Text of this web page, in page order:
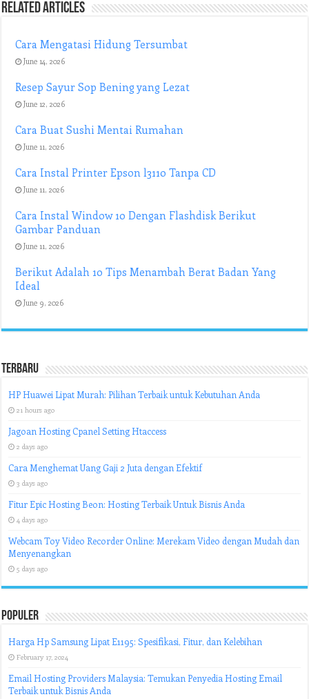
Related Articles
Cara Mengatasi Hidung Tersumbat
June 14, 2026
Resep Sayur Sop Bening yang Lezat
June 12, 2026
Cara Buat Sushi Mentai Rumahan
June 11, 2026
Cara Instal Printer Epson l3110 Tanpa CD
June 11, 2026
Cara Instal Window 10 Dengan Flashdisk Berikut
Gambar Panduan
June 11, 2026
Berikut Adalah 10 Tips Menambah Berat Badan Yang
Ideal
June 9, 2026
Terbaru
HP Huawei Lipat Murah: Pilihan Terbaik untuk Kebutuhan Anda
21 hours ago
Jagoan Hosting Cpanel Setting Htaccess
2 days ago
Cara Menghemat Uang Gaji 2 Juta dengan Efektif
3 days ago
Fitur Epic Hosting Beon: Hosting Terbaik Untuk Bisnis Anda
4 days ago
Webcam Toy Video Recorder Online: Merekam Video dengan Mudah dan
Menyenangkan
5 days ago
Populer
Harga Hp Samsung Lipat E1195: Spesifikasi, Fitur, dan Kelebihan
February 17, 2024
Email Hosting Providers Malaysia: Temukan Penyedia Hosting Email
Terbaik untuk Bisnis Anda